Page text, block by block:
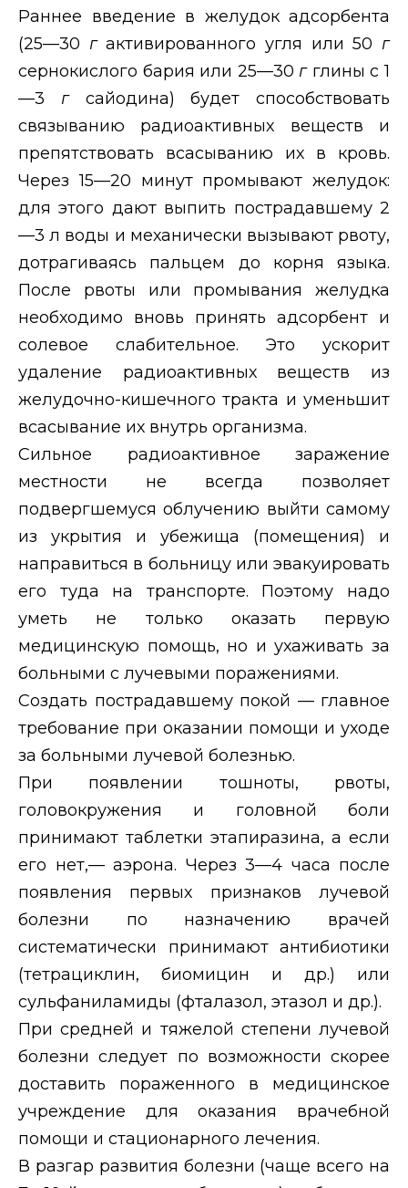
Раннее введение в желудок адсорбента
(25—30 гактивированного угля или 50 г
сернокислого бария или 25—30 г глины с 1
—3 г сайодина) будет способствовать
связыванию радиоактивных веществ и
препятствовать всасыванию их в кровь.
Через 15—20 минут промывают желудок:
для этого дают выпить пострадавшему 2
—3 л воды и механически вызывают рвоту,
дотрагиваясь пальцем до корня языка.
После рвоты или промывания желудка
необходимо вновь принять адсорбент и
солевое слабительное. Это ускорит
удаление радиоактивных веществ из
желудочно-кишечного тракта и уменьшит
всасывание их внутрь организма.
Сильное радиоактивное заражение
местности не всегда позволяет
подвергшемуся облучению выйти самому
из укрытия и убежища (помещения) и
направиться в больницу или эвакуировать
его туда на транспорте. Поэтому надо
уметь не только оказать первую
медицинскую помощь, но и ухаживать за
больными с лучевыми поражениями.
Создать пострадавшему покой — главное
требование при оказании помощи и уходе
за больными лучевой болезнью.
При появлении тошноты, рвоты,
головокружения и головной боли
принимают таблетки этапиразина, а если
его нет,— аэрона. Через 3—4 часа после
появления первых признаков лучевой
болезни по назначению врачей
систематически принимают антибиотики
(тетрациклин, биомицин и др.) или
сульфаниламиды (фталазол, этазол и др.).
При средней и тяжелой степени лучевой
болезни следует по возможности скорее
доставить пораженного в медицинское
учреждение для оказания врачебной
помощи и стационарного лечения.
В разгар развития болезни (чаще всего на